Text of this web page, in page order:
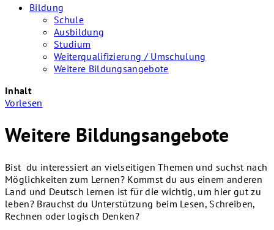
Bildung
Schule
Ausbildung
Studium
Weiterqualifizierung / Umschulung
Weitere Bildungsangebote
Inhalt
Vorlesen
Weitere Bildungsangebote
Bist du interessiert an vielseitigen Themen und suchst nach
Möglichkeiten zum Lernen? Kommst du aus einem anderen
Land und Deutsch lernen ist für die wichtig, um hier gut zu
leben? Brauchst du Unterstützung beim Lesen, Schreiben,
Rechnen oder logisch Denken?